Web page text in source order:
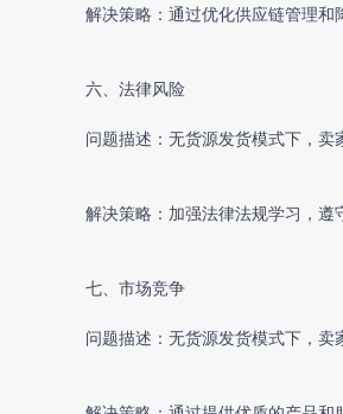
解决策略：通过优化供应链管理和
六、法律风险
问题描述： 无货源发货模式下，卖
解决策略：加强法律法规学习，遵
七、市场竞争
问题描述：无货源发货模式下，卖